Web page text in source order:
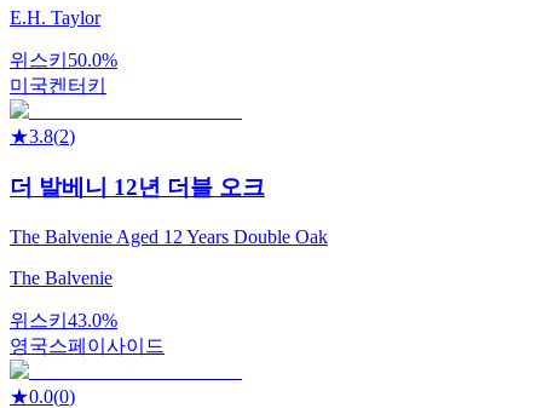
E.H. Taylor
위스키 50.0%
미국켄터키
★3.8(2)
더 발베니 12년 더블 오크
The Balvenie Aged 12 Years Double Oak
The Balvenie
위스키 43.0%
영국스페이사이드
★0.0(0)